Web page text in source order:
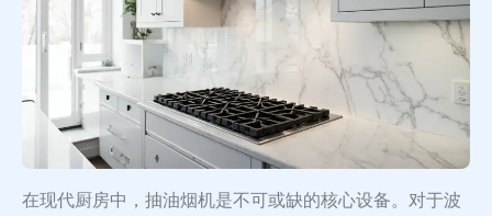
在现代厨房中，抽油烟机是不可或缺的核心设备。对于波